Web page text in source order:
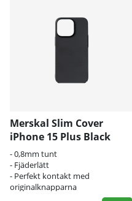
Merskal Slim Cover
iPhone 15 Plus Black
- 0,8mm tunt
- Fjäderlätt
- Perfekt kontakt med
originalknapparna